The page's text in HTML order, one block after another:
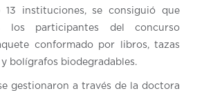
13 instituciones, se consiguió que
participantes del concurso
conformado por libros, tazas
bolígrafos biodegradables.
gestionaron a través de la doctora